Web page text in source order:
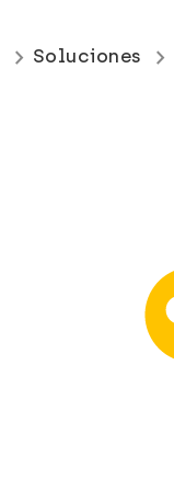
keyboard_arrow_right Soluciones keyboard_arrow_right